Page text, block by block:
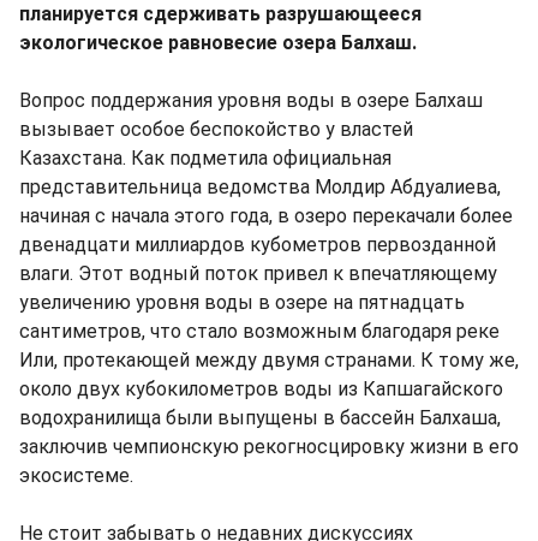
планируется сдерживать разрушающееся
экологическое равновесие озера Балхаш.
Вопрос поддержания уровня воды в озере Балхаш
вызывает особое беспокойство у властей
Казахстана. Как подметила официальная
представительница ведомства Молдир Абдуалиева,
начиная с начала этого года, в озеро перекачали более
двенадцати миллиардов кубометров первозданной
влаги. Этот водный поток привел к впечатляющему
увеличению уровня воды в озере на пятнадцать
сантиметров, что стало возможным благодаря реке
Или, протекающей между двумя странами. К тому же,
около двух кубокилометров воды из Капшагайского
водохранилища были выпущены в бассейн Балхаша,
заключив чемпионскую рекогносцировку жизни в его
экосистеме.
Не стоит забывать о недавних дискуссиях